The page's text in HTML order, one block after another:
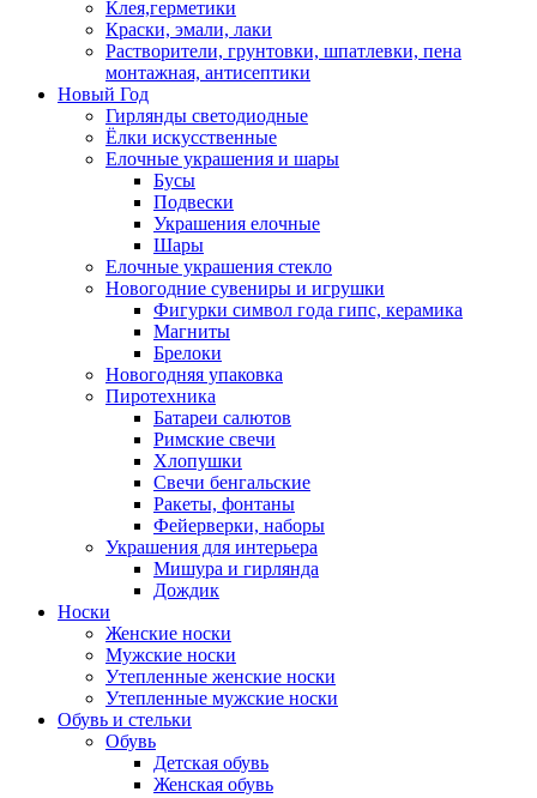
Клея,герметики
Краски, эмали, лаки
Растворители, грунтовки, шпатлевки, пена
монтажная, антисептики
Новый Год
Гирлянды светодиодные
Ёлки искусственные
Елочные украшения и шары
Бусы
Подвески
Украшения елочные
Шары
Елочные украшения стекло
Новогодние сувениры и игрушки
Фигурки символ года гипс, керамика
Магниты
Брелоки
Новогодняя упаковка
Пиротехника
Батареи салютов
Римские свечи
Хлопушки
Свечи бенгальские
Ракеты, фонтаны
Фейерверки, наборы
Украшения для интерьера
Мишура и гирлянда
Дождик
Носки
Женские носки
Мужские носки
Утепленные женские носки
Утепленные мужские носки
Обувь и стельки
Обувь
Детская обувь
Женская обувь